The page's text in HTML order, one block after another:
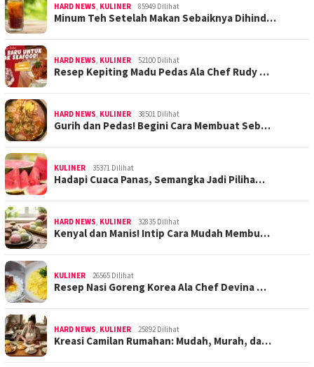
HARD NEWS KULINER 85949 Dilihat
Minum Teh Setelah Makan Sebaiknya Dihind…
HARD NEWS KULINER 52100 Dilihat
Resep Kepiting Madu Pedas Ala Chef Rudy …
HARD NEWS KULINER 38501 Dilihat
Gurih dan Pedas! Begini Cara Membuat Seb…
KULINER 35371 Dilihat
Hadapi Cuaca Panas, Semangka Jadi Piliha…
HARD NEWS KULINER 32835 Dilihat
Kenyal dan Manis! Intip Cara Mudah Membu…
KULINER 26565 Dilihat
Resep Nasi Goreng Korea Ala Chef Devina …
HARD NEWS KULINER 25892 Dilihat
Kreasi Camilan Rumahan: Mudah, Murah, da…